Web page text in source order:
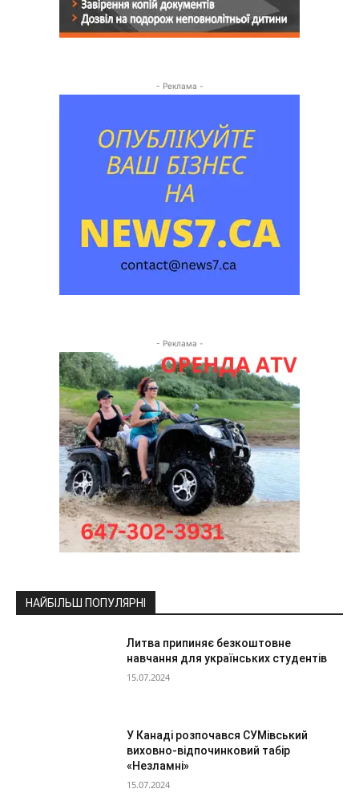
- Реклама -
- Реклама -
НАЙБІЛЬШ ПОПУЛЯРНІ
Литва припиняє безкоштовне
навчання для українських студентів
15.07.2024
У Канаді розпочався СУМівський
виховно-відпочинковий табір
«Незламні»
15.07.2024